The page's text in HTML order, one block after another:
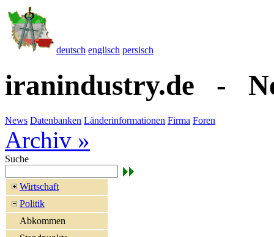
deutsch englisch persisch
iranindustry.de -
News Datenbanken Länderinformationen Firma Foren
Archiv »
Suche
Wirtschaft
Politik
Abkommen